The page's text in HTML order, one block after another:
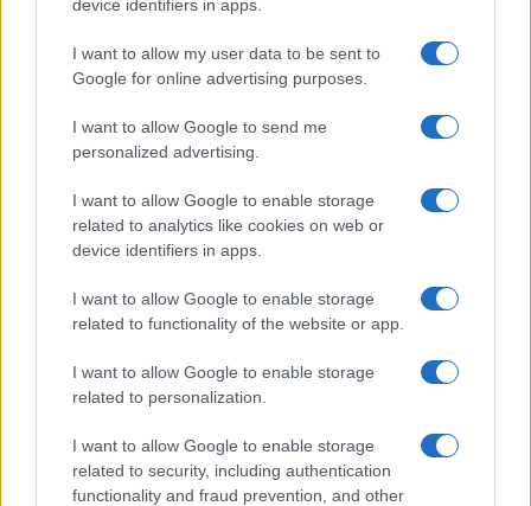
device identifiers in apps.
I want to allow my user data to be sent to
Google for online advertising purposes.
I want to allow Google to send me
personalized advertising.
I want to allow Google to enable storage
related to analytics like cookies on web or
device identifiers in apps.
I want to allow Google to enable storage
related to functionality of the website or app.
I want to allow Google to enable storage
related to personalization.
I want to allow Google to enable storage
related to security, including authentication
functionality and fraud prevention, and other
E-mail cím
Feliratkozom a hírlevélre és elfogadom az
adatvédelmi
szabályzatot!
Augusztus első hétvégéjén (augusztus 1-2.) a Pécsi-tó partja
megtelik élettel, sporttal és élményekkel!